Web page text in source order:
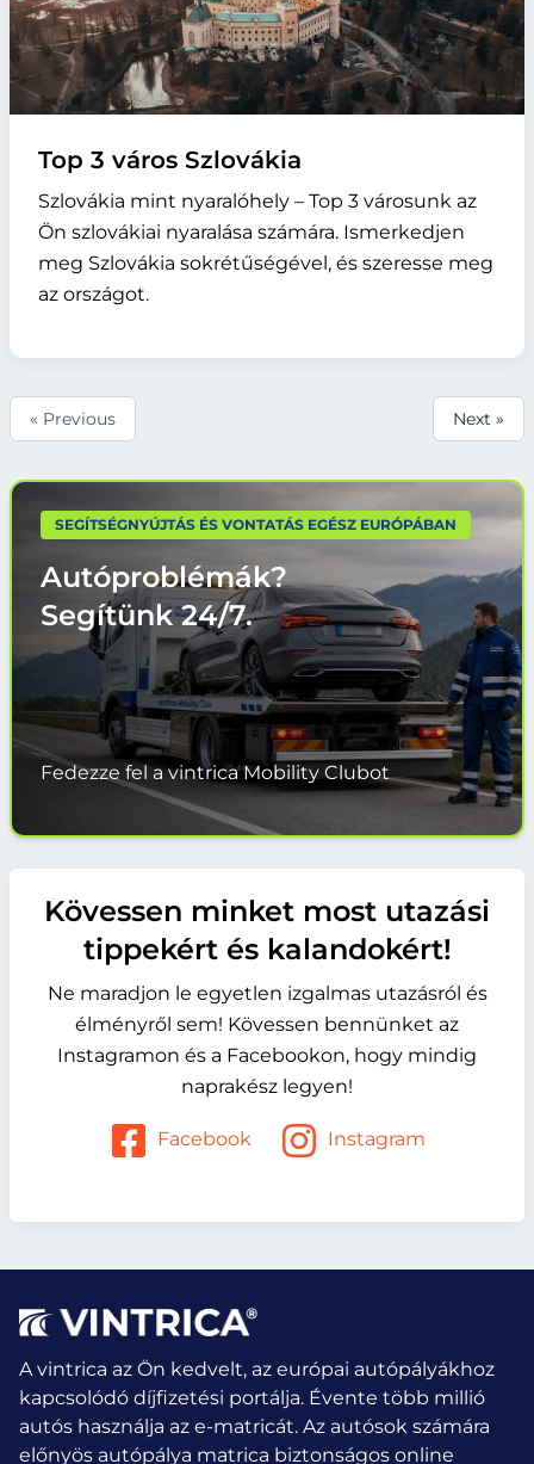
Top 3 város Szlovákia
Szlovákia mint nyaralóhely – Top 3 városunk az
Ön szlovákiai nyaralása számára. Ismerkedjen
meg Szlovákia sokrétűségével, és szeresse meg
az országot.
« Previous Next »
SEGÍTSÉGNYÚJTÁS ÉS VONTATÁS EGÉSZ EURÓPÁBAN
Autóproblémák?
Segítünk24/7.
Fedezze fel a vintrica Mobility Clubot
Kövessen minket most utazási
tippekért és kalandokért!
Ne maradjon le egyetlen izgalmas utazásról és
élményről sem! Kövessen bennünket az
Instagramon és a Facebookon, hogy mindig
naprakész legyen!
Facebook Instagram
A vintrica az Ön kedvelt, az európai autópályákhoz
kapcsolódó díjfizetési portálja. Évente több millió
autós használja az e-matricát. Az autósok számára
előnyös autópálya matrica biztonságos online